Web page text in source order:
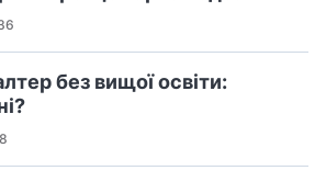
без вищої освіти: